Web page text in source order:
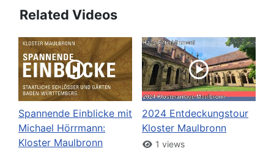
Related Videos
Spannende Einblicke mit
Michael Hörrmann:
Kloster Maulbronn
2024 Entdeckungstour
Kloster Maulbronn
1 views